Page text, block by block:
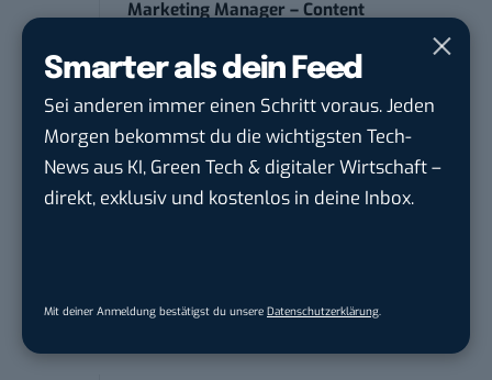
Smarter als dein Feed
Sei anderen immer einen Schritt voraus. Jeden
Morgen bekommst du die wichtigsten Tech-
News aus KI, Green Tech & digitaler Wirtschaft –
direkt, exklusiv und kostenlos in deine Inbox.
Mit deiner Anmeldung bestätigst du unsere Datenschutzerklärung
Marketing Manager – Content
Acura Fachklinik GmbH inAlbstadt
Content Marketing Specialist Product &
Te...
Ferdinand Bilstein GmbH & Co. KG in
ENERVIE - Südwestfalen Energie und Wasser